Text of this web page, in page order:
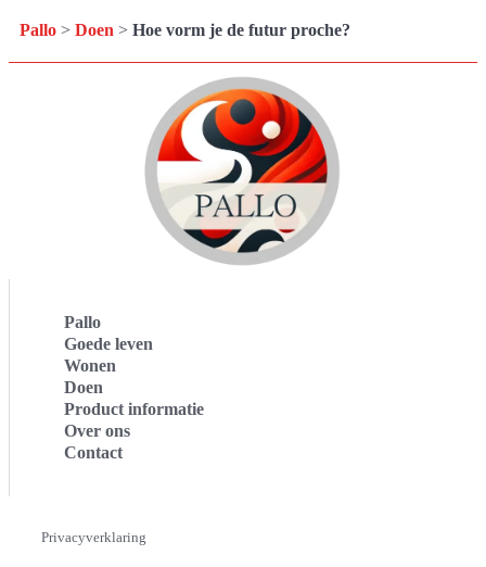
Pallo > Doen > Hoe vorm je de futur proche?
Pallo
Goede leven
Wonen
Doen
Product informatie
Over ons
Contact
Privacyverklaring